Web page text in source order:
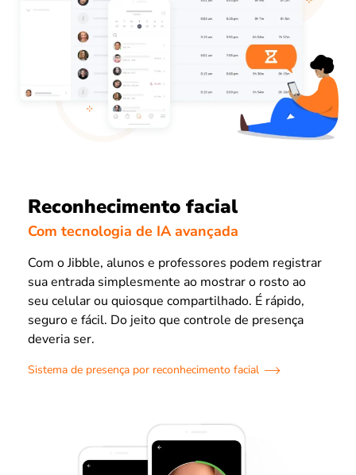
Reconhecimento facial
Com tecnologia de IA avançada
Com o Jibble, alunos e professores podem registrar
sua entrada simplesmente ao mostrar o rosto ao
seu celular ou quiosque compartilhado. É rápido,
seguro e fácil. Do jeito que controle de presença
deveria ser.
Sistema de presença por reconhecimento facial